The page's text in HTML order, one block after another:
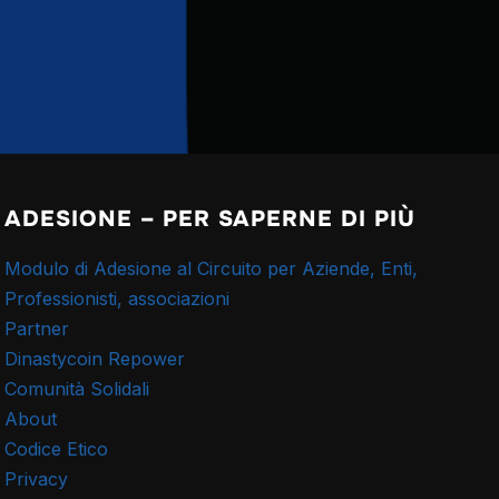
ADESIONE – PER SAPERNE DI PIÙ
Modulo di Adesione al Circuito per Aziende, Enti,
Professionisti, associazioni
Partner
Dinastycoin Repower
Comunità Solidali
About
Codice Etico
Privacy